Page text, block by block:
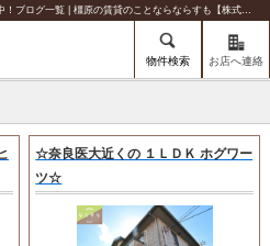
ニュース不動産の事や日々の出来事を随時配信中！ブログ一覧 | 橿原の賃貸のことならならすも【株式会社shinka】
物件検索 お店へ連絡
☆奈良医大近くの １ＬＤＫ ホグワー
ツ☆